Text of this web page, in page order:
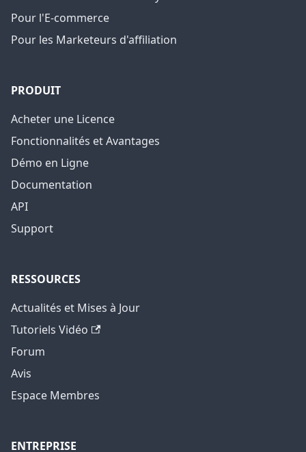
Pour l'E-commerce
Pour les Marketeurs d'affiliation
PRODUIT
Acheter une Licence
Fonctionnalités et Avantages
Démo en Ligne
Documentation
API
Support
RESSOURCES
Actualités et Mises à Jour
Tutoriels Vidéo
Forum
Avis
Espace Membres
ENTREPRISE